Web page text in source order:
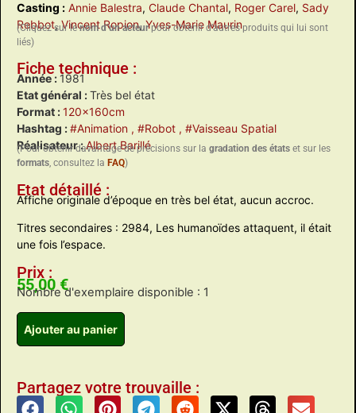
Casting : Annie Balestra, Claude Chantal, Roger Carel, Sady
Rebbot,Vincent Ropion,Yves-Marie Maurin
(Cliquez sur lenom d’un acteurpour obtenir d’autres produits qui lui sont
liés)
Fiche technique :
Année : 1981
Etat général :Très bel état
Format :120x160cm
Hashtag :#Animation , #Robot , #Vaisseau Spatial
Réalisateur :Albert Barillé
(Pour obtenir davantage de précisions sur la gradation des états et sur les
formats, consultez la FAQ)
Etat détaillé :
Affiche originale d’époque en très bel état, aucun accroc.
Titres secondaires : 2984, Les humanoïdes attaquent, il était
une fois l’espace.
Prix :
55,00 €
Nombre d'exemplaire disponible : 1
Ajouter au panier
Partagez votre trouvaille :